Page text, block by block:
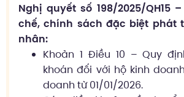
Nghị quyết số 198/2025/QH15
chế, chính sách đặc biệt phát
nhân:
Khoản 1 Điều 10 – Quy
khoán đối với hộ kinh
doanh từ 01/01/2026.